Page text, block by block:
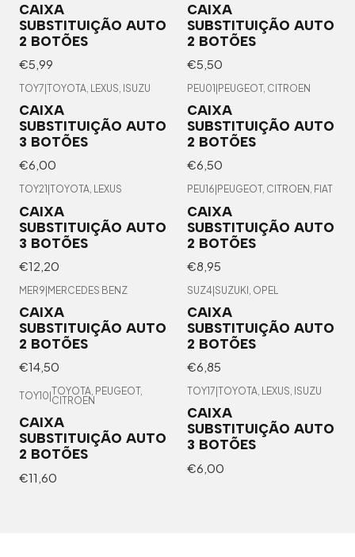
CAIXA
SUBSTITUIÇÃO AUTO
2 BOTÕES
€5,99
CAIXA
SUBSTITUIÇÃO AUTO
2 BOTÕES
€5,50
TOY7 TOYOTA, LEXUS, ISUZU
CAIXA
SUBSTITUIÇÃO AUTO
3 BOTÕES
€6,00
PEU01 PEUGEOT, CITROEN
CAIXA
SUBSTITUIÇÃO AUTO
2 BOTÕES
€6,50
TOY21 TOYOTA, LEXUS
CAIXA
SUBSTITUIÇÃO AUTO
3 BOTÕES
€12,20
PEU16 PEUGEOT, CITROEN, FIAT
CAIXA
SUBSTITUIÇÃO AUTO
2 BOTÕES
€8,95
MER9 MERCEDES BENZ
CAIXA
SUBSTITUIÇÃO AUTO
2 BOTÕES
€14,50
SUZ4 SUZUKI, OPEL
CAIXA
SUBSTITUIÇÃO AUTO
2 BOTÕES
€6,85
TOY10 TOYOTA, PEUGEOT,
CITROEN
CAIXA
SUBSTITUIÇÃO AUTO
2 BOTÕES
€11,60
TOY17 TOYOTA, LEXUS, ISUZU
CAIXA
SUBSTITUIÇÃO AUTO
3 BOTÕES
€6,00